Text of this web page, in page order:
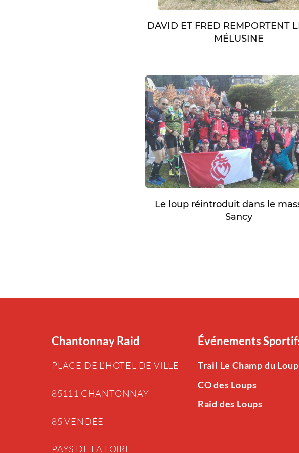
DAVID ET FRED REMPORTENT
MÉLUSINE
Le loup réintroduit dans le
Sancy
Chantonnay Raid
PLACE DE L’HOTEL DE VILLE
85111 CHANTONNAY
85 VENDÉE
PAYS DE LA LOIRE
Événements
Trail Le Champ du Loup
CO des Loups
Raid des Loups